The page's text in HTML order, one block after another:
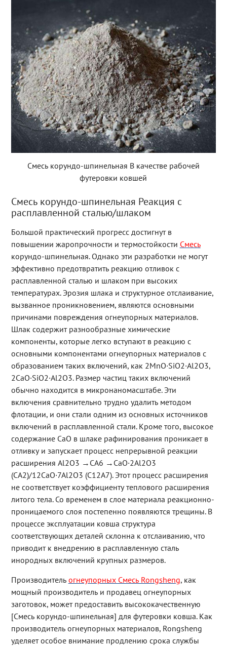
Смесь корундо-шпинельная В качестве рабочей
футеровки ковшей
Смесь корундо-шпинельная Реакция с
расплавленной сталью/шлаком
Большой практический прогресс достигнут в
повышении жаропрочности и термостойкости Смесь
корундо-шпинельная. Однако эти разработки не могут
эффективно предотвратить реакцию отливок с
расплавленной сталью и шлаком при высоких
температурах. Эрозия шлака и структурное отслаивание,
вызванное проникновением, являются основными
причинами повреждения огнеупорных материалов.
Шлак содержит разнообразные химические
компоненты, которые легко вступают в реакцию с
основными компонентами огнеупорных материалов с
образованием таких включений, как 2MnO·SiO2·Al2O3,
2CaO·SiO2·Al2O3. Размер частиц таких включений
обычно находится в микронаномасштабе. Эти
включения сравнительно трудно удалить методом
флотации, и они стали одним из основных источников
включений в расплавленной стали. Кроме того, высокое
содержание CaO в шлаке рафинирования проникает в
отливку и запускает процесс непрерывной реакции
расширения Al2O3 →CA6 →CaO·2Al2O3
(CA2)/12CaO·7Al2O3 (C12A7). Этот процесс расширения
не соответствует коэффициенту теплового расширения
литого тела. Со временем в слое материала реакционно-
проницаемого слоя постепенно появляются трещины. В
процессе эксплуатации ковша структура
соответствующих деталей склонна к отслаиванию, что
приводит к внедрению в расплавленную сталь
инородных включений крупных размеров.
Производитель огнеупорных Смесь Rongsheng, как
мощный производитель и продавец огнеупорных
заготовок, может предоставить высококачественную
[Смесь корундо-шпинельная] для футеровки ковша. Как
производитель огнеупорных материалов, Rongsheng
уделяет особое внимание продлению срока службы